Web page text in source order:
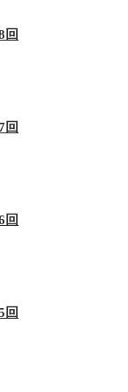
回
回
回
回